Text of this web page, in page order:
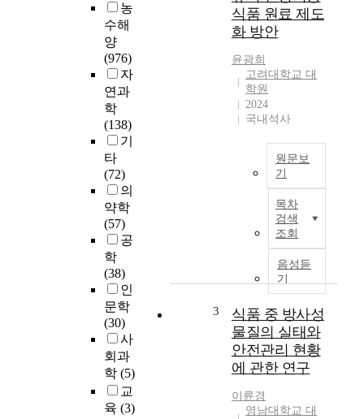
농
수해
양
(976)
자
연과
학
(138)
기
타
(72)
의
약학
(57)
공
학
(38)
인
문학
(30)
사
회과
학 (5)
교
육 (3)
식품 원료 제도
화 방안
윤광희
고려대학교 대
학원
2024
국내석사
원문보
기
목차
검색
조회
음성듣
기
3
식품 중 방사성
물질의 실태와
안전관리 현황
에 관한 연구
이륜경
영남대학교 대